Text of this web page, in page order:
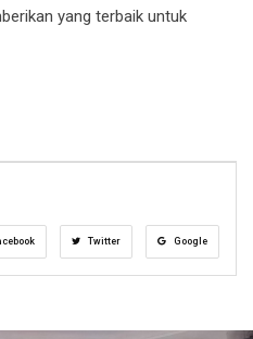
yang terbaik untuk
Twitter Google